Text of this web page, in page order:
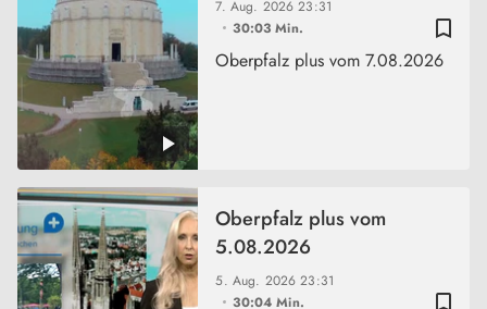
bookmark_border
7. Aug. 202623:31
30:03 Min.
Oberpfalz plus vom 7.08.2026
bookmark_border
5. Aug. 202623:31
30:04 Min.
Oberpfalz plus vom
5.08.2026